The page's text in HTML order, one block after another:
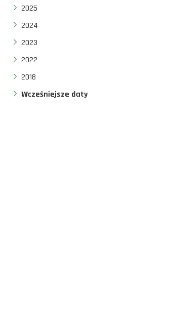
2025
2024
2023
2022
2018
Wcześniejsze daty